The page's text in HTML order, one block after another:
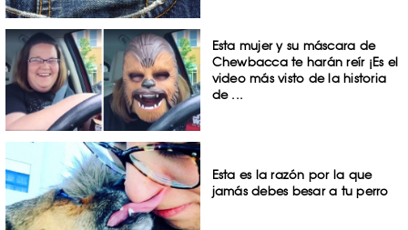
Esta mujer y su máscara de
Chewbacca te harán reír ¡Es el
video más visto de la historia
de ...
Esta es la razón por la que
jamás debes besar a tu perro